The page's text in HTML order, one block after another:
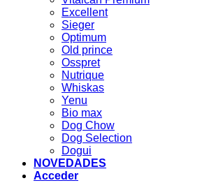
Excellent
Sieger
Optimum
Old prince
Osspret
Nutrique
Whiskas
Yenu
Bio max
Dog Chow
Dog Selection
Dogui
NOVEDADES
Acceder